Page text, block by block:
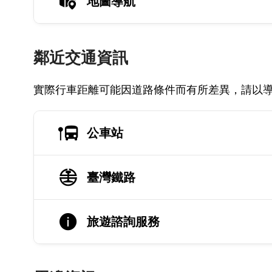
鄰近交通資訊
實際行車距離可能因道路條件而有所差異，請以
公車站
臺灣鐵路
旅遊諮詢服務